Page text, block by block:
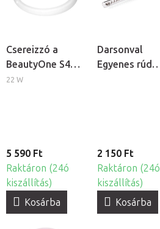
Csereizzó a
BeautyOne S4
kozmetikai
22 W
5 590 Ft
Raktáron (24ó
kiszállítás)
Kosárba
Darsonval
Egyenes rúd
2 150 Ft
Raktáron (24ó
kiszállítás)
Kosárba